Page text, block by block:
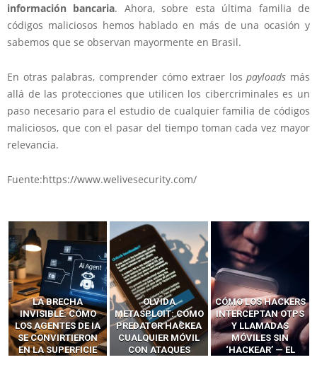
información bancaria. Ahora, sobre esta última familia de
códigos maliciosos hemos hablado en más de una ocasión y
sabemos que se observan mayormente en Brasil.
En otras palabras, comprender cómo extraer lospayloads más
allá de las protecciones que utilicen los cibercriminales es un
paso necesario para el estudio de cualquier familia de códigos
maliciosos, que con el pasar del tiempo toman cada vez mayor
relevancia.
Fuente:https://www.welivesecurity.com/
OLVIDA
METASPLOIT: CÓMO
PREDATOR HACKEA
CUALQUIER MÓVIL
CON ATAQUES
CÓMO LOS HACKERS
INTERCEPTAN OTPS
Y LLAMADAS
MÓVILES SIN
‘HACKEAR’ — EL
13 TÉCNICAS
RIDÍCULAMENTE
FÁCILES PARA
HACKEAR Y
EXPLOTAR